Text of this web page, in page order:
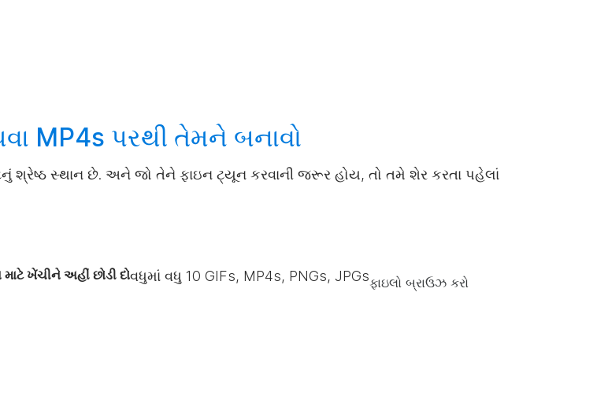
MP4s પરથી તેમને બનાવો
શ્રેષ્ઠ સ્થાન છે. અને જો તેને ફાઇન ટ્યૂન કરવાની જરૂર હોય, તો તમે શેર કરતા પહેલાં
ખેંચીને અહીં છોડી દોવધુમાં વધુ 10 GIFs, MP4s, PNGs, JPGsફાઇલો બ્રાઉઝ કરો